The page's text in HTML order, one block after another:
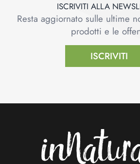
ISCRIVITI ALLA
Resta aggiornato sulle ultime
prodotti e le
ISCRIVITI